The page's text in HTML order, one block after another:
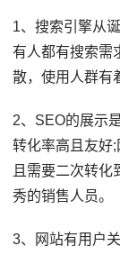
1、搜索引擎从
有人都有搜索需
散，使用人群有
2、SEO的展示
转化率高且友好
且需要二次转化
秀的销售人员。
3、网站有用户